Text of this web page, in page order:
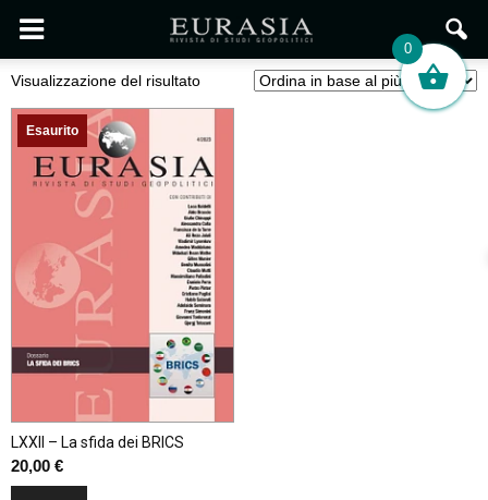
Visualizzazione del risultato
Esaurito
LXXII – La sfida dei BRICS
20,00 €
0